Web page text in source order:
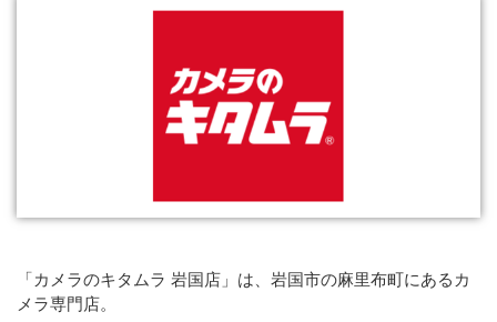
「カメラのキタムラ 岩国店」は、岩国市の麻里布町にあるカ
メラ専門店。